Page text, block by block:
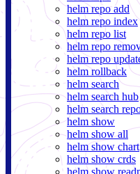
helm repo add
helm repo index
helm repo list
helm repo
helm repo
helm rollback
helm search
helm search hub
helm search
helm show
helm show all
helm show chart
helm show crds
helm show